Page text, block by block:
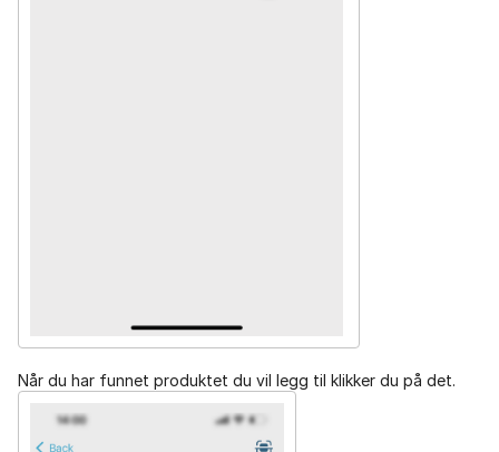
Når du har funnet produktet du vil legg til klikker du på det.